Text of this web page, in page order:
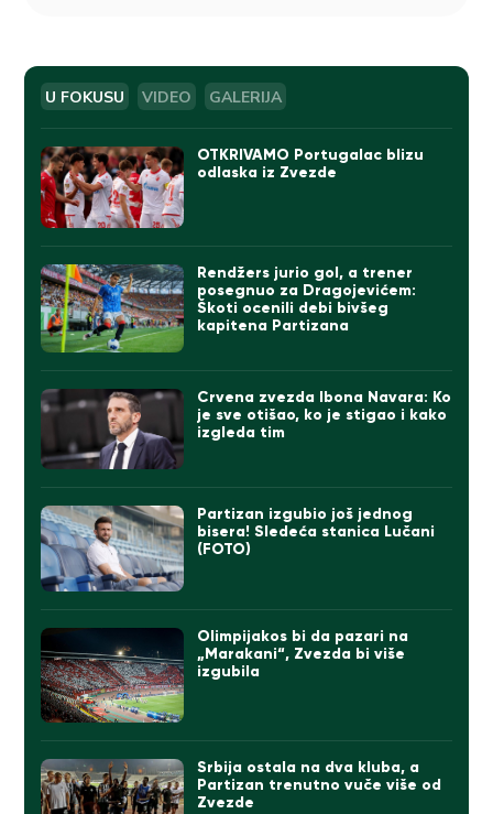
U FOKUSU VIDEO GALERIJA
OTKRIVAMO Portugalac blizu
odlaska iz Zvezde
Rendžers jurio gol, a trener
posegnuo za Dragojevićem:
Škoti ocenili debi bivšeg
kapitena Partizana
Crvena zvezda Ibona Navara: Ko
je sve otišao, ko je stigao i kako
izgleda tim
Partizan izgubio još jednog
bisera! Sledeća stanica Lučani
(FOTO)
Olimpijakos bi da pazari na
„Marakani“, Zvezda bi više
izgubila
Srbija ostala na dva kluba, a
Partizan trenutno vuče više od
Zvezde